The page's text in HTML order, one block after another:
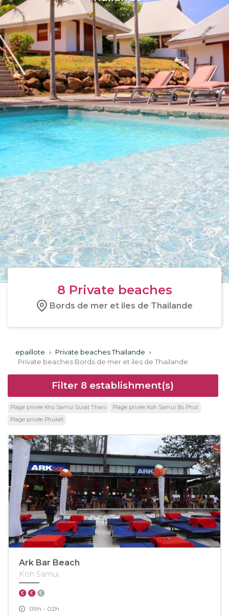
8 Private beaches
Bords de mer et iles de Thailande
epaillote › Private beaches Thaïlande ›
Private beaches Bords de mer et iles de Thailande
Filter 8 establishment(s)
Plage privée Kho Samui Surat Thani
Plage privée Koh Samui Bo Phut
Plage privée Phuket
Ark Bar Beach
Koh Samui
09h - 02h